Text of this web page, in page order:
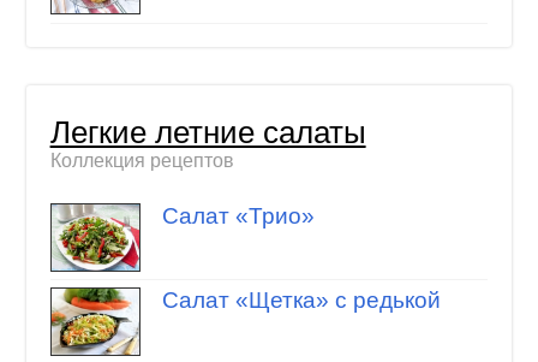
Легкие летние салаты
Коллекция рецептов
Салат «Трио»
Салат «Щетка» с редькой